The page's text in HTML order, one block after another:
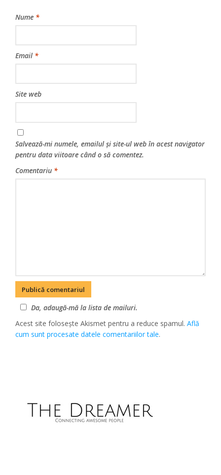
Nume *
Email *
Site web
Salvează-mi numele, emailul și site-ul web în acest navigator
pentru data viitoare când o să comentez.
Comentariu *
Da, adaugă-mă la lista de mailuri.
Acest site folosește Akismet pentru a reduce spamul.Află
cum sunt procesate datele comentariilor tale.